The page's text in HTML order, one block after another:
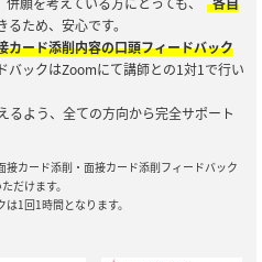
るため、安心です。
カード添削内容の口頭フィードバック
バックはZoomにて講師との1対1で行い
るよう、全ての方向から完全サポート
カード添削・面接カード添削フィードバック
だけます。
1回1時間となります。